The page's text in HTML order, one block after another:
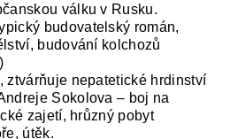
válku v Rusku.
budovatelský román,
budování kolchozů
ztvárňuje nepatetické hrdinství
Sokolova – boj na
zajetí, hrůzný pobyt
útěk.